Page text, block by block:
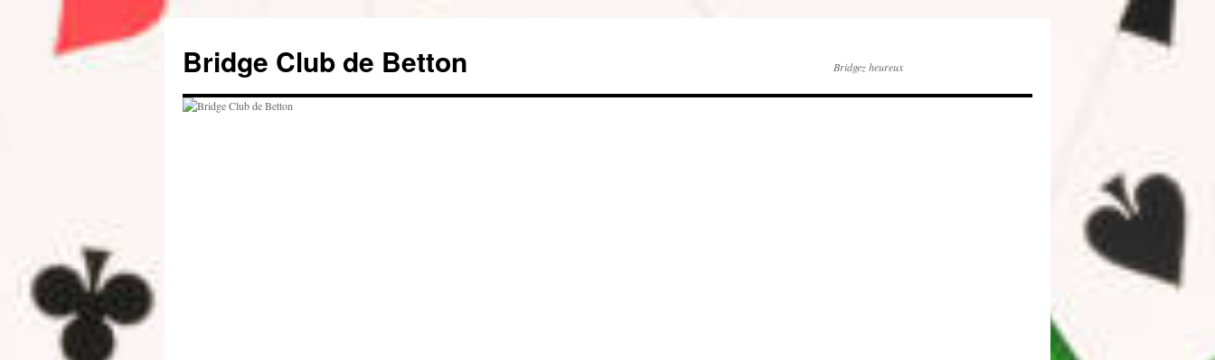
contenu
Bridge Club de Betton Bridgez heureux